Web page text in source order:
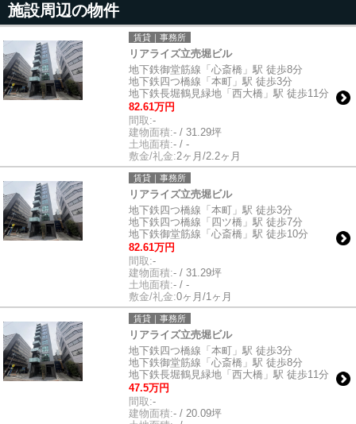
施設周辺の物件
賃貸｜事務所
リアライズ立売堀ビル
地下鉄御堂筋線「心斎橋」駅 徒歩8分
地下鉄四つ橋線「本町」駅 徒歩3分
地下鉄長堀鶴見緑地「西大橋」駅 徒歩11分
82.61万円
間取:-
建物面積:- / 31.29坪
土地面積:- / -
敷金/礼金:2ヶ月/2.2ヶ月
賃貸｜事務所
リアライズ立売堀ビル
地下鉄四つ橋線「本町」駅 徒歩3分
地下鉄四つ橋線「四ツ橋」駅 徒歩7分
地下鉄御堂筋線「心斎橋」駅 徒歩10分
82.61万円
間取:-
建物面積:- / 31.29坪
土地面積:- / -
敷金/礼金:0ヶ月/1ヶ月
賃貸｜事務所
リアライズ立売堀ビル
地下鉄四つ橋線「本町」駅 徒歩3分
地下鉄御堂筋線「心斎橋」駅 徒歩8分
地下鉄長堀鶴見緑地「西大橋」駅 徒歩11分
47.5万円
間取:-
建物面積:- / 20.09坪